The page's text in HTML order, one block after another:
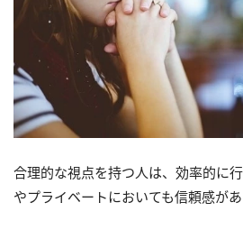
合理的な視点を持つ人は、効率的に
やプライベートにおいても信頼感があ